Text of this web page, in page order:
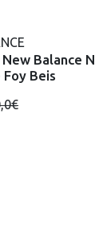
Balance
Beis